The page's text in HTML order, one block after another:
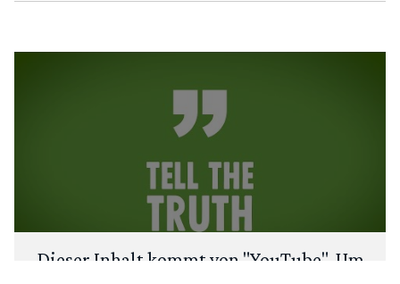
Dieser Inhalt kommt von "YouTube". Um